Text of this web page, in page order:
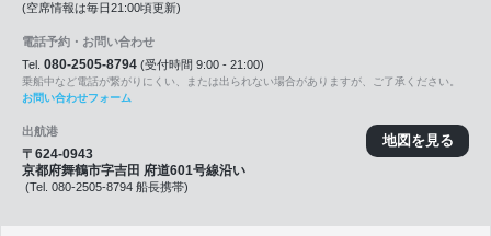
(空席情報は毎日21:00頃更新)
電話予約・お問い合わせ
Tel. 080-2505-8794 (受付時間 9:00 - 21:00)
乗船中など電話が繋がりにくい、または出られない場合がありますが、ご了承ください。
お問い合わせフォーム
地図を見る
出航港
〒624-0943
京都府舞鶴市字吉田 府道601号線沿い
(Tel. 080-2505-8794 船長携帯)